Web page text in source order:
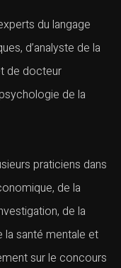
du langage
d’analyste de la
de docteur
de la
praticiens dans
de la
de la
la santé mentale et
sur le concours